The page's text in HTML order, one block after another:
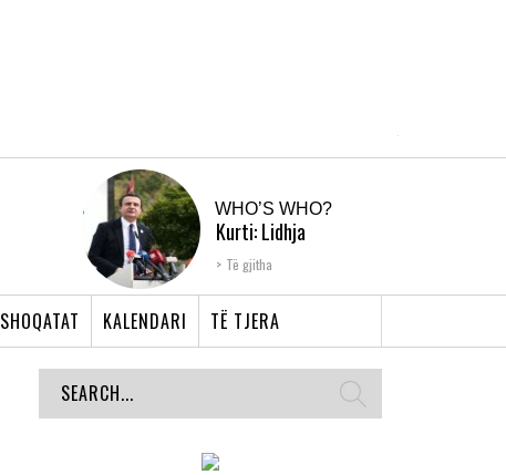
WHO’S WHO?
Kurti: Lidhja
Shqiptare e Prizrenit,
Të gjitha
SHOQATAT KALENDARI TË TJERA